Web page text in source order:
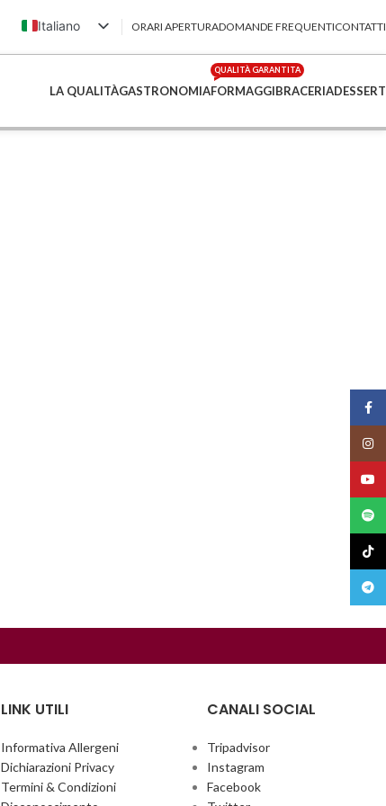
Italiano
English (UK)
Français
ORARI APERTURADOMANDE FREQUENTICONTATTI
LA QUALITÀGASTRONOMIAFORMAGGI
QUALITÀ GARANTITA
BRACERIADESSERT
LINK UTILI
Informativa Allergeni
Dichiarazioni Privacy
Termini & Condizioni
CANALI SOCIAL
Tripadvisor
Instagram
Facebook